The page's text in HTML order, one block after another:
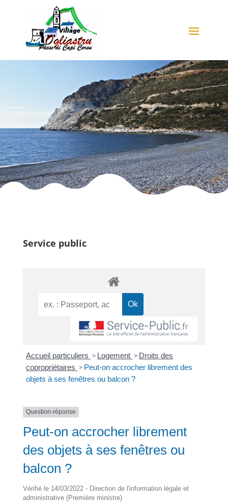
Service public
Accueil particuliers > Logement > Droits des
copropriétaires > Peut-on accrocher librement des
objets à ses fenêtres ou balcon ?
Question-réponse
Peut-on accrocher librement
des objets à ses fenêtres ou
balcon ?
Vérifié le 14/03/2022 - Direction de l'information légale et
administrative (Première ministre)